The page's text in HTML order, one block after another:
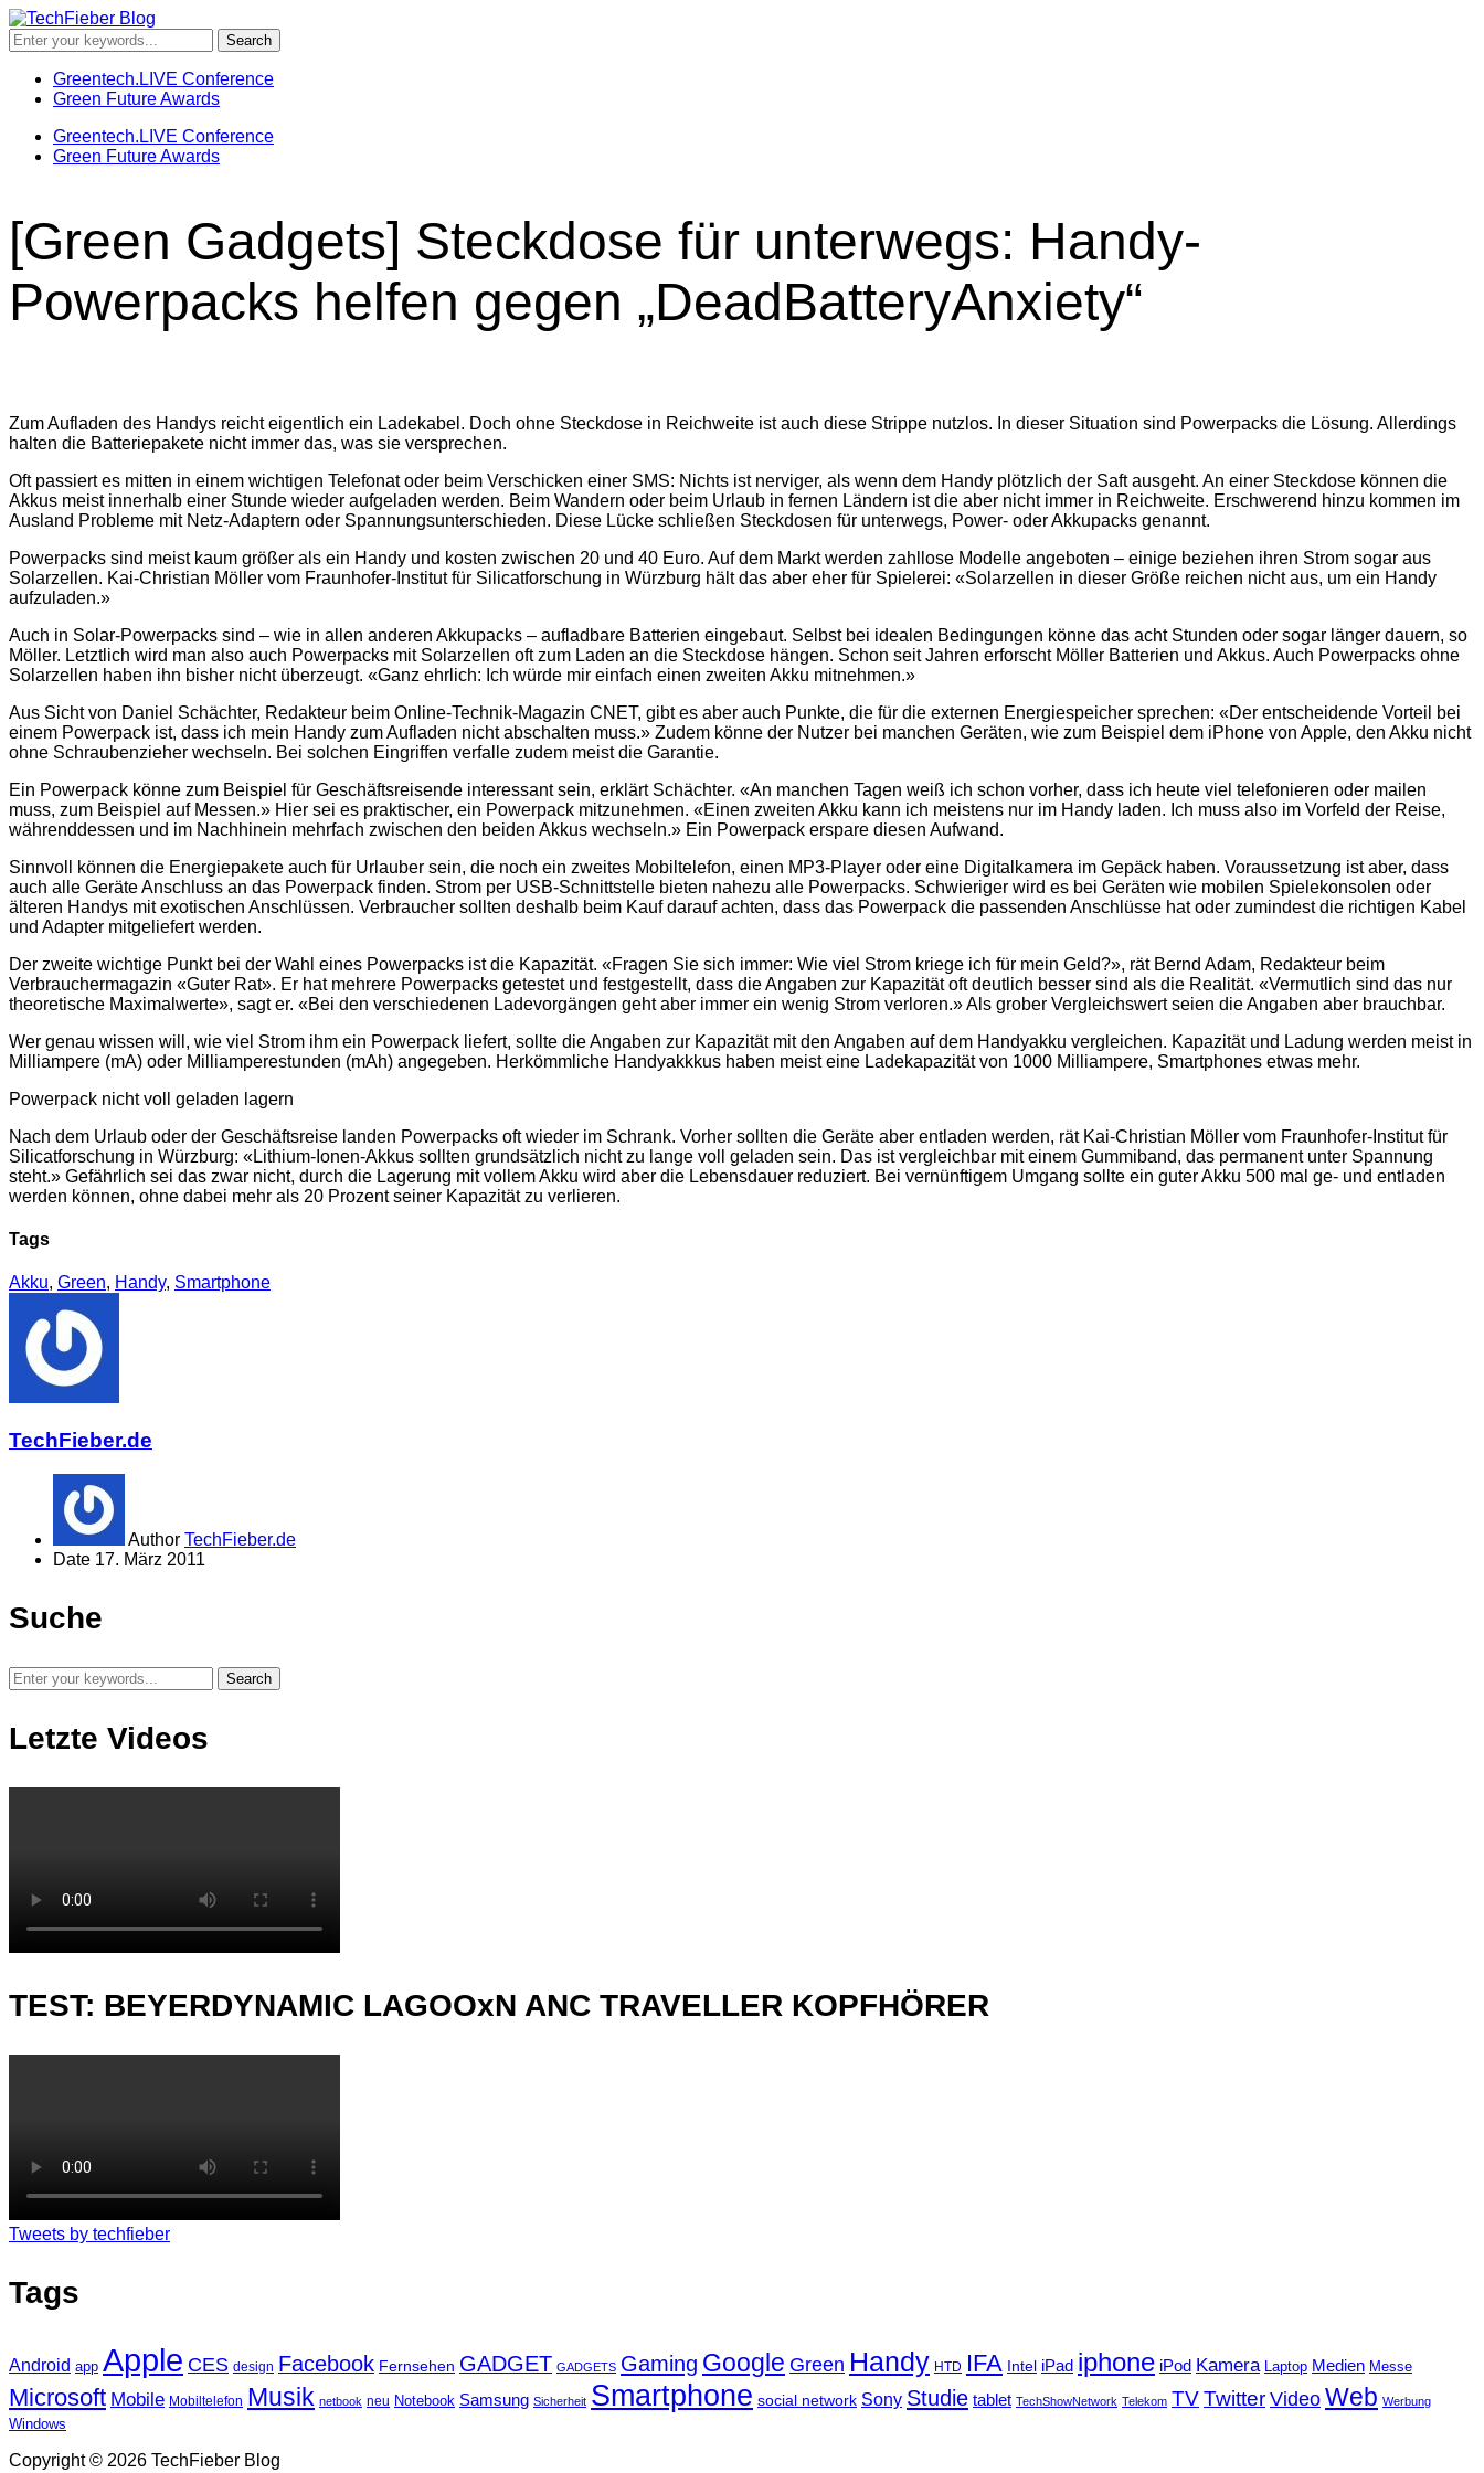
Greentech.LIVE Conference
Green Future Awards
Greentech.LIVE Conference
Green Future Awards
[Green Gadgets] Steckdose für unterwegs: Handy-
Powerpacks helfen gegen „DeadBatteryAnxiety“
Zum Aufladen des Handys reicht eigentlich ein Ladekabel. Doch ohne Steckdose in Reichweite ist auch diese Strippe nutzlos. In dieser Situation sind Powerpacks die Lösung. Allerdings
halten die Batteriepakete nicht immer das, was sie versprechen.
Oft passiert es mitten in einem wichtigen Telefonat oder beim Verschicken einer SMS: Nichts ist nerviger, als wenn dem Handy plötzlich der Saft ausgeht. An einer Steckdose können die
Akkus meist innerhalb einer Stunde wieder aufgeladen werden. Beim Wandern oder beim Urlaub in fernen Ländern ist die aber nicht immer in Reichweite. Erschwerend hinzu kommen im
Ausland Probleme mit Netz-Adaptern oder Spannungsunterschieden. Diese Lücke schließen Steckdosen für unterwegs, Power- oder Akkupacks genannt.
Powerpacks sind meist kaum größer als ein Handy und kosten zwischen 20 und 40 Euro. Auf dem Markt werden zahllose Modelle angeboten – einige beziehen ihren Strom sogar aus
Solarzellen. Kai-Christian Möller vom Fraunhofer-Institut für Silicatforschung in Würzburg hält das aber eher für Spielerei: «Solarzellen in dieser Größe reichen nicht aus, um ein Handy
aufzuladen.»
Auch in Solar-Powerpacks sind – wie in allen anderen Akkupacks – aufladbare Batterien eingebaut. Selbst bei idealen Bedingungen könne das acht Stunden oder sogar länger dauern, so
Möller. Letztlich wird man also auch Powerpacks mit Solarzellen oft zum Laden an die Steckdose hängen. Schon seit Jahren erforscht Möller Batterien und Akkus. Auch Powerpacks ohne
Solarzellen haben ihn bisher nicht überzeugt. «Ganz ehrlich: Ich würde mir einfach einen zweiten Akku mitnehmen.»
Aus Sicht von Daniel Schächter, Redakteur beim Online-Technik-Magazin CNET, gibt es aber auch Punkte, die für die externen Energiespeicher sprechen: «Der entscheidende Vorteil bei
einem Powerpack ist, dass ich mein Handy zum Aufladen nicht abschalten muss.» Zudem könne der Nutzer bei manchen Geräten, wie zum Beispiel dem iPhone von Apple, den Akku nicht
ohne Schraubenzieher wechseln. Bei solchen Eingriffen verfalle zudem meist die Garantie.
Ein Powerpack könne zum Beispiel für Geschäftsreisende interessant sein, erklärt Schächter. «An manchen Tagen weiß ich schon vorher, dass ich heute viel telefonieren oder mailen
muss, zum Beispiel auf Messen.» Hier sei es praktischer, ein Powerpack mitzunehmen. «Einen zweiten Akku kann ich meistens nur im Handy laden. Ich muss also im Vorfeld der Reise,
währenddessen und im Nachhinein mehrfach zwischen den beiden Akkus wechseln.» Ein Powerpack erspare diesen Aufwand.
Sinnvoll können die Energiepakete auch für Urlauber sein, die noch ein zweites Mobiltelefon, einen MP3-Player oder eine Digitalkamera im Gepäck haben. Voraussetzung ist aber, dass
auch alle Geräte Anschluss an das Powerpack finden. Strom per USB-Schnittstelle bieten nahezu alle Powerpacks. Schwieriger wird es bei Geräten wie mobilen Spielekonsolen oder
älteren Handys mit exotischen Anschlüssen. Verbraucher sollten deshalb beim Kauf darauf achten, dass das Powerpack die passenden Anschlüsse hat oder zumindest die richtigen Kabel
und Adapter mitgeliefert werden.
Der zweite wichtige Punkt bei der Wahl eines Powerpacks ist die Kapazität. «Fragen Sie sich immer: Wie viel Strom kriege ich für mein Geld?», rät Bernd Adam, Redakteur beim
Verbrauchermagazin «Guter Rat». Er hat mehrere Powerpacks getestet und festgestellt, dass die Angaben zur Kapazität oft deutlich besser sind als die Realität. «Vermutlich sind das nur
theoretische Maximalwerte», sagt er. «Bei den verschiedenen Ladevorgängen geht aber immer ein wenig Strom verloren.» Als grober Vergleichswert seien die Angaben aber brauchbar.
Wer genau wissen will, wie viel Strom ihm ein Powerpack liefert, sollte die Angaben zur Kapazität mit den Angaben auf dem Handyakku vergleichen. Kapazität und Ladung werden meist in
Milliampere (mA) oder Milliamperestunden (mAh) angegeben. Herkömmliche Handyakkkus haben meist eine Ladekapazität von 1000 Milliampere, Smartphones etwas mehr.
Powerpack nicht voll geladen lagern
Nach dem Urlaub oder der Geschäftsreise landen Powerpacks oft wieder im Schrank. Vorher sollten die Geräte aber entladen werden, rät Kai-Christian Möller vom Fraunhofer-Institut für
Silicatforschung in Würzburg: «Lithium-Ionen-Akkus sollten grundsätzlich nicht zu lange voll geladen sein. Das ist vergleichbar mit einem Gummiband, das permanent unter Spannung
steht.» Gefährlich sei das zwar nicht, durch die Lagerung mit vollem Akku wird aber die Lebensdauer reduziert. Bei vernünftigem Umgang sollte ein guter Akku 500 mal ge- und entladen
werden können, ohne dabei mehr als 20 Prozent seiner Kapazität zu verlieren.
Tags
Akku, Green, Handy, Smartphone
TechFieber.de
Author TechFieber.de
Date 17. März 2011
Suche
Letzte Videos
TEST: BEYERDYNAMIC LAGOOxN ANC TRAVELLER KOPFHÖRER
Tweets by techfieber
Tags
Android app Apple CES design Facebook Fernsehen GADGET GADGETS Gaming Google Green Handy HTD IFA Intel iPad iphone iPod Kamera Laptop Medien Messe
Microsoft Mobile Mobiltelefon Musik netbook neu Notebook Samsung Sicherheit Smartphone social network Sony Studie tablet TechShowNetwork Telekom TVTwitter Video Web Werbung
Windows
Copyright © 2026 TechFieber Blog